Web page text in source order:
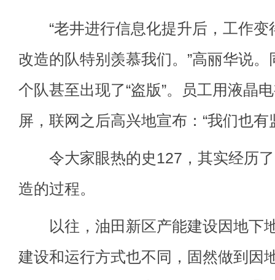
“老井进行信息化提升后，工作变
改造的队特别羡慕我们。”高丽华说
个队甚至出现了“盗版”。员工用液晶
屏，联网之后高兴地宣布：“我们也有
令大家眼热的史127，其实经历了
造的过程。
以往，油田新区产能建设因地下
建设和运行方式也不同，固然做到因